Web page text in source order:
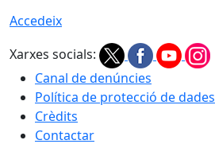
Accedeix
Xarxes socials:
Canal de denúncies
Política de protecció de dades
Crèdits
Contactar